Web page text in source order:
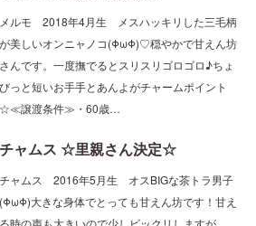
メルモ 2018年4月生 メスハッキリした三毛柄
が美しいオンニャノコ(ΦωΦ)♡穏やかで甘えん坊
さんです。一度撫でるとスリスリゴロゴロ♪ちょ
びっと短いお手手とあんよがチャームポイント
☆≪譲渡条件≫・60歳…
チャムス ☆里親さん決定☆
チャムス 2016年5月生 オスBIGな茶トラ男子
(ΦωΦ)大きな身体でとっても甘えん坊です！甘え
る時の声も大きいので少しビックリしますが